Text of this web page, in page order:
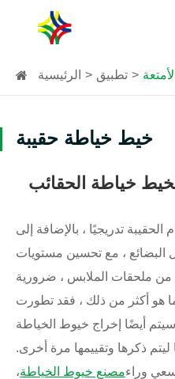
الرئيسية تطبيق
خيط خياطة حقيبة
خياطة الحقائب
تدريجيًا ، بالإضافة إلى
، مع تحسين مستويات
من ملحقات الملابس ، ضرورية
هو أكثر من ذلك ، فقد تطورت
أيضًا إخراج خيوط الخياطة
ليتم ذكرها وتقييمها مرة أخرى.
وراءمصنع خيوط الخياطة،